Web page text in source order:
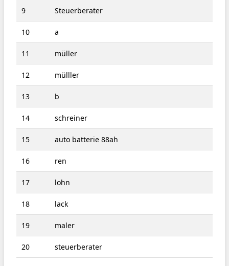
9 Steuerberater
10 a
11 müller
12 mülller
13 b
14 schreiner
15 auto batterie 88ah
16 ren
17 lohn
18 lack
19 maler
20 steuerberater